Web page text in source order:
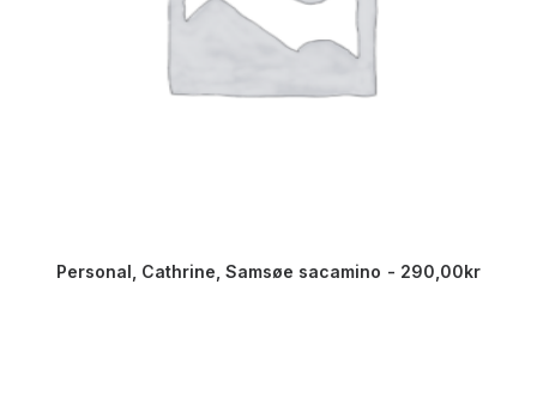
Personal, Cathrine, Samsøe sacamino 290,00kr